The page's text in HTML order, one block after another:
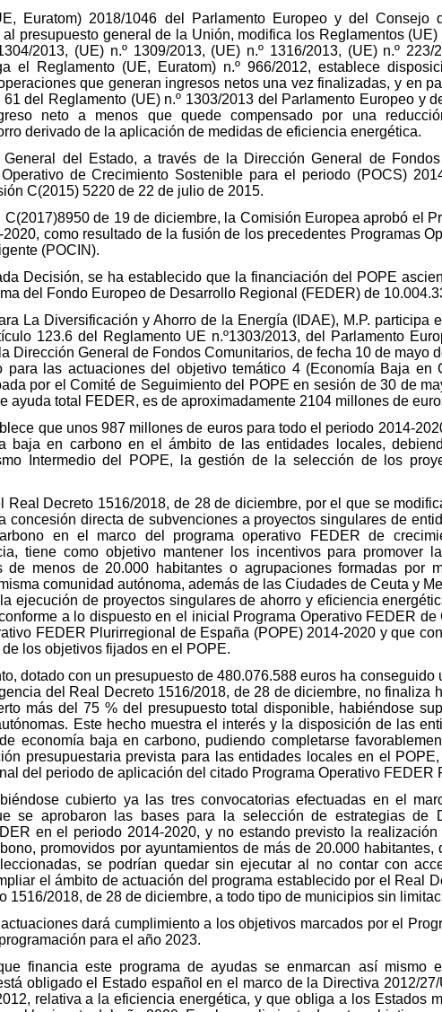
Euratom) 2018/1046 del Parlamento Europeo y del
presupuesto general de la Unión, modifica los Reglamentos (UE)
2013, (UE) n.º 1309/2013, (UE) n.º 1316/2013, (UE) n.º
el Reglamento (UE, Euratom) n.º 966/2012, establece
que generan ingresos netos una vez finalizadas, y en
del Reglamento (UE) n.º 1303/2013 del Parlamento Europeo y
neto a menos que quede compensado por una
derivado de la aplicación de medidas de eficiencia energética.
General del Estado, a través de la Dirección General de
de Crecimiento Sostenible para el periodo (POCS)
C(2015) 5220 de 22 de julio de 2015.
C(2017)8950 de 19 de diciembre, la Comisión Europea aprobó el
como resultado de la fusión de los precedentes Programas
(POCIN).
Decisión, se ha establecido que la financiación del POPE
del Fondo Europeo de Desarrollo Regional (FEDER) de
La Diversificación y Ahorro de la Energía (IDAE), M.P. participa
123.6 del Reglamento UE n.º1303/2013, del Parlamento
Dirección General de Fondos Comunitarios, de fecha 10 de mayo
para las actuaciones del objetivo temático 4 (Economía Baja
por el Comité de Seguimiento del POPE en sesión de 30 de
ayuda total FEDER, es de aproximadamente 2104 millones de
que unos 987 millones de euros para todo el periodo 2014-
baja en carbono en el ámbito de las entidades locales,
Intermedio del POPE, la gestión de la selección de los
Real Decreto 1516/2018, de 28 de diciembre, por el que se
concesión directa de subvenciones a proyectos singulares de
en el marco del programa operativo FEDER de
tiene como objetivo mantener los incentivos para promover
de menos de 20.000 habitantes o agrupaciones formadas por
comunidad autónoma, además de las Ciudades de Ceuta y
ejecución de proyectos singulares de ahorro y eficiencia
a lo dispuesto en el inicial Programa Operativo FEDER
FEDER Plurirregional de España (POPE) 2014-2020 y que
los objetivos fijados en el POPE.
dotado con un presupuesto de 480.076.588 euros ha
del Real Decreto 1516/2018, de 28 de diciembre, no finaliza
más del 75 % del presupuesto total disponible, habiéndose
Este hecho muestra el interés y la disposición de las
economía baja en carbono, pudiendo completarse
presupuestaria prevista para las entidades locales en el
del periodo de aplicación del citado Programa Operativo FEDER
cubierto ya las tres convocatorias efectuadas en el
se aprobaron las bases para la selección de estrategias de
en el periodo 2014-2020, y no estando previsto la
promovidos por ayuntamientos de más de 20.000
se podrían quedar sin ejecutar al no contar con
el ámbito de actuación del programa establecido por el Real
1516/2018, de 28 de diciembre, a todo tipo de municipios sin
dará cumplimiento a los objetivos marcados por el
para el año 2023.
financia este programa de ayudas se enmarcan así
obligado el Estado español en el marco de la Directiva 2012/
relativa a la eficiencia energética, y que obliga a los Estados